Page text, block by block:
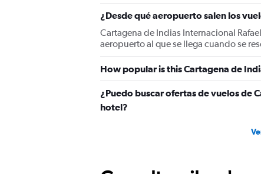
¿Desde qué aeropuerto salen los
Cartagena de Indias Internacional
aeropuerto al que se llega cuando se
How popular is this Cartagena de
¿Puedo buscar ofertas de vuelos de
hotel?